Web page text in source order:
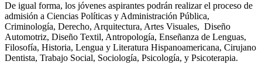
De igual forma, los jóvenes aspirantes podrán realizar el proceso de
admisión a Ciencias Políticas y Administración Pública,
Criminología, Derecho, Arquitectura, Artes Visuales, Diseño
Automotriz, Diseño Textil, Antropología, Enseñanza de Lenguas,
Filosofía, Historia, Lengua y Literatura Hispanoamericana, Cirujano
Dentista, Trabajo Social, Sociología, Psicología, y Psicoterapia.